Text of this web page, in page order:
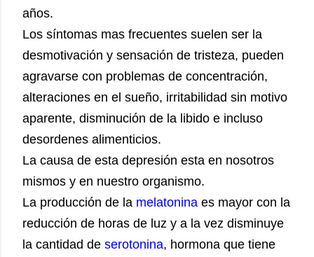
años.
Los síntomas mas frecuentes suelen ser la
desmotivación y sensación de tristeza, pueden
agravarse con problemas de concentración,
alteraciones en el sueño, irritabilidad sin motivo
aparente, disminución de la libido e incluso
desordenes alimenticios.
La causa de esta depresión esta en nosotros
mismos y en nuestro organismo.
La producción de la melatonina es mayor con la
reducción de horas de luz y a la vez disminuye
la cantidad de serotonina, hormona que tiene